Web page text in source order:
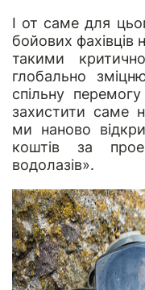
І от саме для
бойових фахівців
такими
глобально
спільну
захистити саме
ми наново
коштів за
водолазів».